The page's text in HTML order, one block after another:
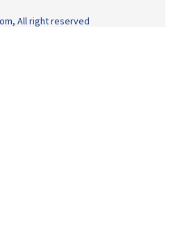
All right reserved